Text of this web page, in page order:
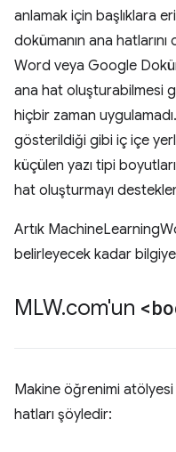
anlamak için başlıklara
dokümanın ana
Word veya Google
ana hat oluşturabilmesi
hiçbir zaman
gösterildiği gibi iç içe
küçülen yazı tipi
hat oluşturmayı
Artık
belirleyecek kadar
MLW.com'un
Makine öğrenimi
hatları şöyledir: